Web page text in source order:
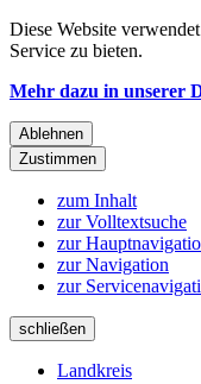
Diese Website verwendet
Service zu bieten.
Mehr dazu in unserer
Ablehnen
Zustimmen
zum Inhalt
zur Volltextsuche
zur
zur Navigation
zur
schließen
Landkreis